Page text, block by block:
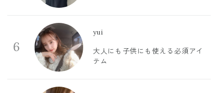
6
yui
大人にも子供にも使える必須アイ
テム